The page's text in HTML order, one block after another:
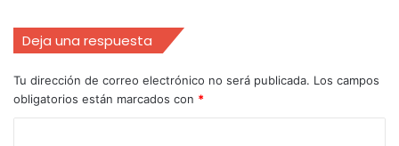
Deja una respuesta
Tu dirección de correo electrónico no será publicada. Los campos
obligatorios están marcados con *